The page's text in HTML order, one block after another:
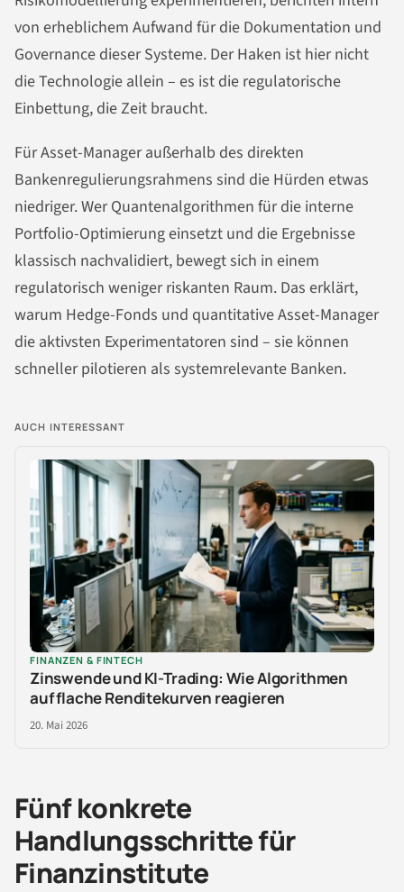
von erheblichem Aufwand für die Dokumentation und
Governance dieser Systeme. Der Haken ist hier nicht
die Technologie allein – es ist die regulatorische
Einbettung, die Zeit braucht.
Für Asset-Manager außerhalb des direkten
Bankenregulierungsrahmens sind die Hürden etwas
niedriger. Wer Quantenalgorithmen für die interne
Portfolio-Optimierung einsetzt und die Ergebnisse
klassisch nachvalidiert, bewegt sich in einem
regulatorisch weniger riskanten Raum. Das erklärt,
warum Hedge-Fonds und quantitative Asset-Manager
die aktivsten Experimentatoren sind – sie können
schneller pilotieren als systemrelevante Banken.
AUCH INTERESSANT
FINANZEN & FINTECH
Zinswende und KI-Trading: Wie Algorithmen
auf flache Renditekurven reagieren
20. Mai 2026
Fünf konkrete
Handlungsschritte für
Finanzinstitute